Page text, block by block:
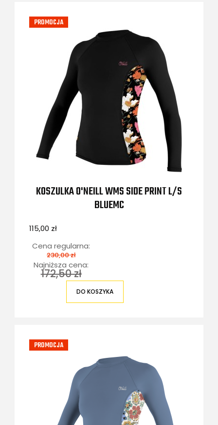
KOSZULKA O'NEILL WMS SIDE PRINT L/S
BLUEMC
115,00 zł
Cena regularna:
230,00 zł
Najniższa cena:
172,50 zł
DO KOSZYKA
PROMOCJA
PROMOCJA